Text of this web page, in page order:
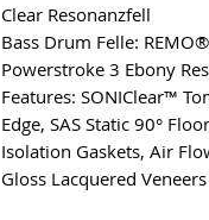
Clear Resonanzfell
Bass Drum Felle:
Powerstroke 3 Ebony
Features: SONIClear™
Edge, SAS Static 90°
Isolation Gaskets, Air
Gloss Lacquered Veneers